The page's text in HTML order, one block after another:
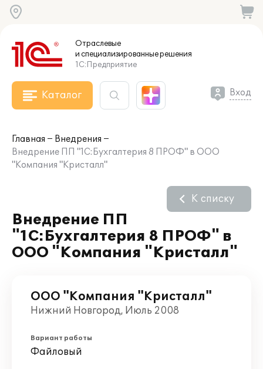
Отраслевые
и специализированныерешения
1С:Предприятие
Каталог Вход
Главная
Внедрения
Внедрение ПП "1С:Бухгалтерия 8 ПРОФ" в ООО
"Компания "Кристалл"
Внедрение ПП
"1С:Бухгалтерия 8 ПРОФ" в
ООО "Компания "Кристалл"
К списку
ООО "Компания "Кристалл"
Нижний Новгород, Июль 2008
Вариант работы
Файловый